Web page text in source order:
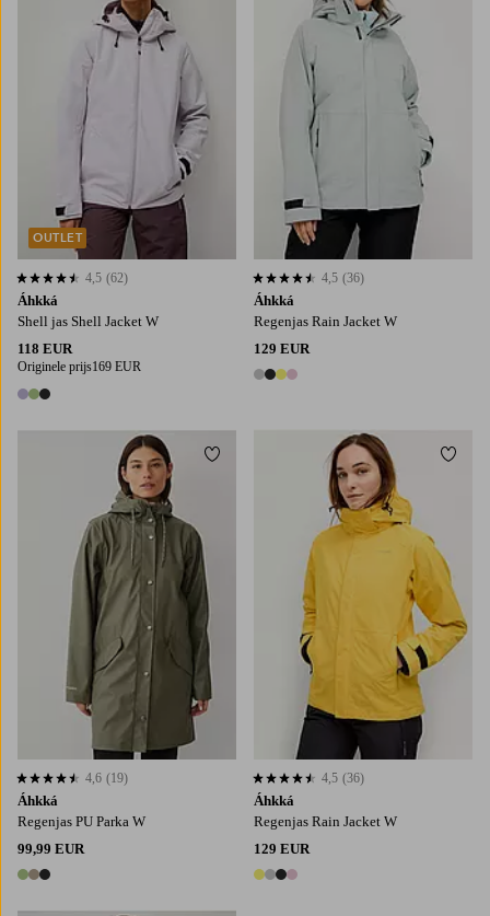
Áhkká
Shell jas Shell Jacket W
118 EUR
Originele prijs169 EUR
3 kleuren
4,5 op basis van 62 beoordelingen
4,5 (62)
OUTLET
Áhkká
Regenjas Rain Jacket W
129 EUR
4 kleuren
4,5 op basis van 36 beoordelingen
4,5 (36)
Áhkká
Regenjas PU Parka W
99,99 EUR
3 kleuren
4,6 op basis van 19 beoordelingen
4,6 (19)
Toevoegen aan favorieten
Áhkká
Regenjas Rain Jacket W
129 EUR
4 kleuren
4,5 op basis van 36 beoordelingen
4,5 (36)